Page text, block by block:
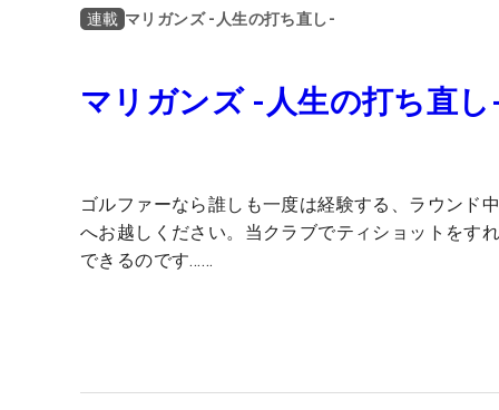
連載 マリガンズ -人生の打ち直し-
マリガンズ -人生の打ち直
ゴルファーなら誰しも一度は経験する、ラウンド
へお越しください。当クラブでティショットをす
できるのです……